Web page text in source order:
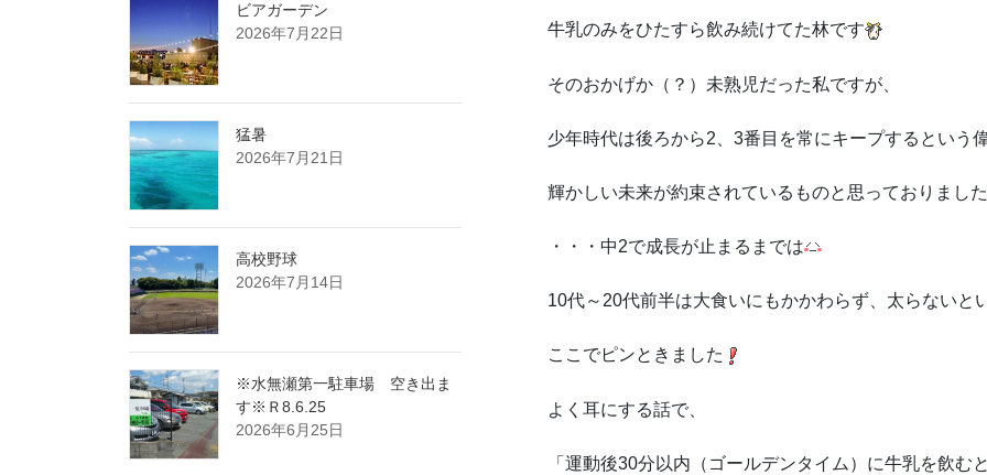
牛乳のみをひたすら飲み続けてた林です
そのおかげか（？）未熟児だった私ですが、
少年時代は後ろから2、3番目を常にキープするという
輝かしい未来が約束されているものと思っておりました
・・・中2で成長が止まるまでは
10代～20代前半は大食いにもかかわらず、太らないと
ここでピンときました
よく耳にする話で、
「運動後30分以内（ゴールデンタイム）に牛乳を飲む
ビアガーデン
2026年7月22日
猛暑
2026年7月21日
高校野球
2026年7月14日
※水無瀬第一駐車場 空き出ま
す※Ｒ8.6.25
2026年6月25日